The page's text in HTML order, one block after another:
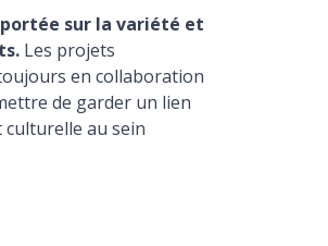
sur la variété et
Les projets
en collaboration
de garder un lien
culturelle au sein